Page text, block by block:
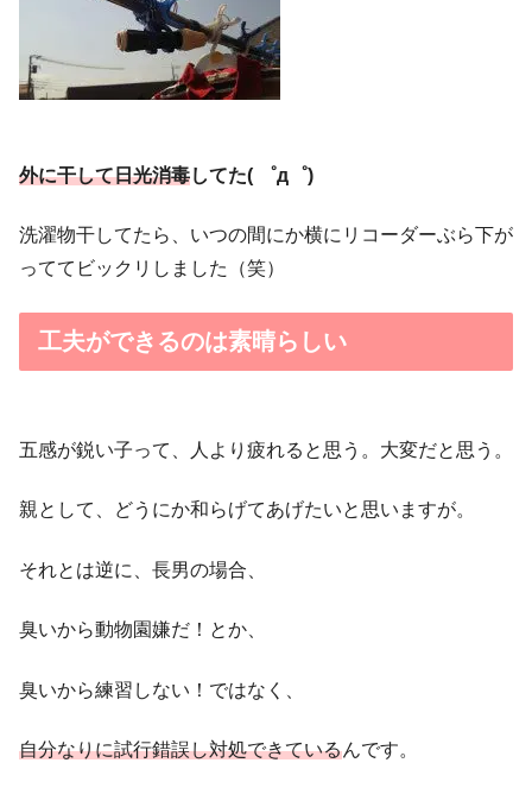
外に干して日光消毒してた( ゜д゜)
洗濯物干してたら、いつの間にか横にリコーダーぶら下が
っててビックリしました（笑）
工夫ができるのは素晴らしい
五感が鋭い子って、人より疲れると思う。大変だと思う。
親として、どうにか和らげてあげたいと思いますが。
それとは逆に、長男の場合、
臭いから動物園嫌だ！とか、
臭いから練習しない！ではなく、
自分なりに試行錯誤し対処できているんです。